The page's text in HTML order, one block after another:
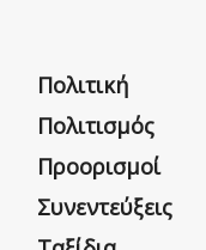
Πολιτική
Πολιτισμός
Προορισμοί
Συνεντεύξεις